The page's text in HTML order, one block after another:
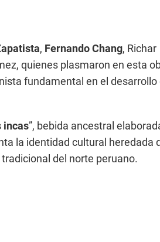
, Fernando Chang, Richar
quienes plasmaron en esta
fundamental en el desarrollo
incas”, bebida ancestral
la identidad cultural heredada
del norte peruano.